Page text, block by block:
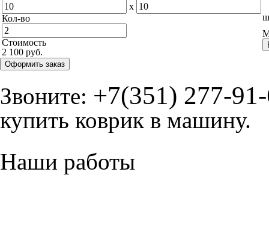
x
Кол-во
Стоимость
2 100 руб.
Оформить заказ
Звоните: +7(351) 277-
купить коврик в машину.
Наши работы